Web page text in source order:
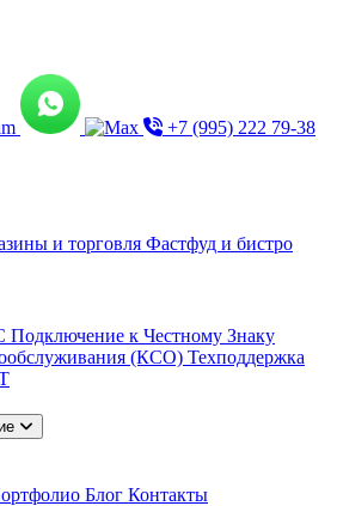
+7 (995) 222 79-38
и торговля Фастфуд и бистро
Подключение к Честному Знаку
(КСО) Техподдержка
Блог Контакты